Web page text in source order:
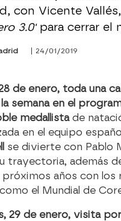
con Vicente
3.0'para cerrar el
| 24/01/2019
de enero, toda una
semana en el
medallistade
en el equipo
se divierte con Pablo
trayectoria, además
próximos años con los
el Mundial de
29 de enero, visita